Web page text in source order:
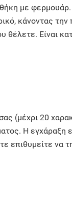
με
κάνοντας την
Είναι
(μέχρι 20
Η εγχάραξη
επιθυμείτε να